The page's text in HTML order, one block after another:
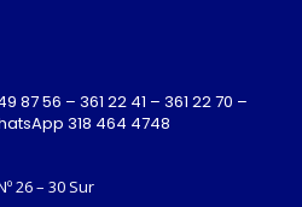
87 56 – 361 22 41 – 361 22 70 –
318 464 4748
26 – 30 Sur